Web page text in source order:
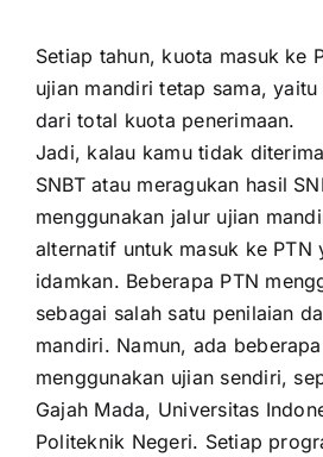
Setiap tahun, kuota masuk ke
ujian mandiri tetap sama,
dari total kuota penerimaan.
Jadi, kalau kamu tidak
SNBT atau meragukan hasil
menggunakan jalur ujian
alternatif untuk masuk ke PTN
idamkan. Beberapa PTN
sebagai salah satu penilaian
mandiri. Namun, ada
menggunakan ujian sendiri,
Gajah Mada, Universitas
Politeknik Negeri. Setiap